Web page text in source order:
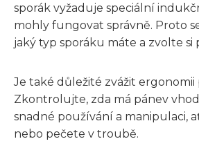
sporák vyžaduje speciální
mohly fungovat správně. Proto
jaký typ sporáku máte a zvolte si
Je také důležité zvážit ergonomii
Zkontrolujte, zda má pánev
snadné používání a manipulaci,
nebo pečete v troubě.